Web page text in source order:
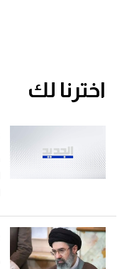
اخترنا لك